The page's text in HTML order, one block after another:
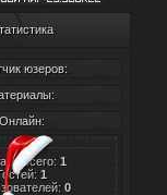
юзеров:
Онлайн:
всего: 1
1
0